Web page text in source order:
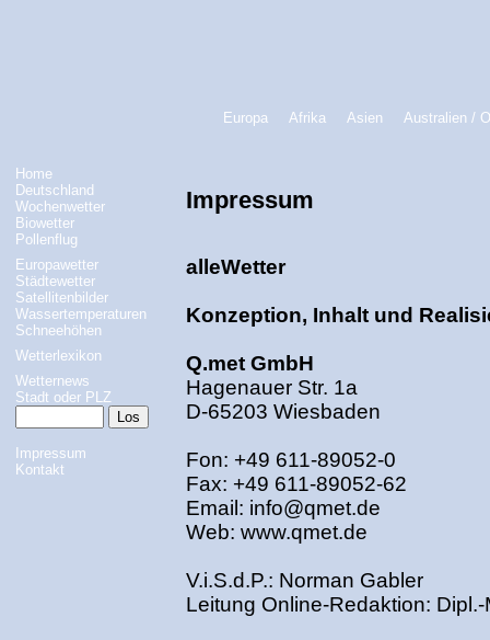
Europa Afrika Asien Australien /
Home
Deutschland
Wochenwetter
Biowetter
Pollenflug
Europawetter
Städtewetter
Satellitenbilder
Wassertemperaturen
Schneehöhen
Wetterlexikon
Wetternews
Stadt oder PLZ
Impressum
Kontakt
Impressum
alleWetter
Konzeption, Inhalt und
Q.met GmbH
Hagenauer Str. 1a
D-65203 Wiesbaden
Fon: +49 611-89052-0
Fax: +49 611-89052-62
Email: info@qmet.de
Web: www.qmet.de
V.i.S.d.P.: Norman Gabler
Leitung Online-Redaktion: